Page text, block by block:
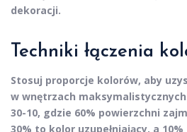
dekoracji.
Techniki łączenia
Stosuj proporcje kolorów, aby
w wnętrzach
30-10, gdzie 60% powierzchni
30% to kolor uzupełniający, a